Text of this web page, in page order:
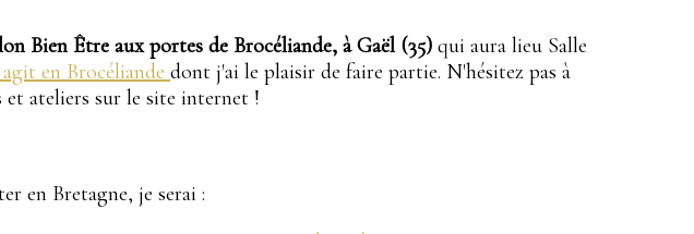
Bien Être aux portes de Brocéliande, à Gaël (35) qui aura lieu Salle
en Brocéliande dont j'ai le plaisir de faire partie. N'hésitez pas à
et ateliers sur le site internet !
en Bretagne, je serai :